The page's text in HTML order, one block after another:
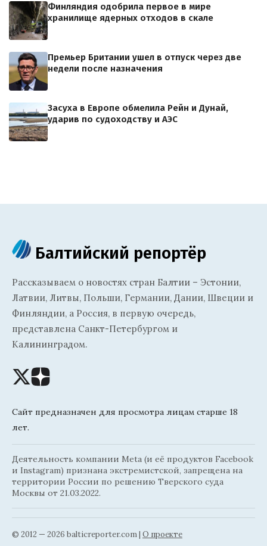
Финляндия одобрила первое в мире
хранилище ядерных отходов в скале
Премьер Британии ушел в отпуск через две
недели после назначения
Засуха в Европе обмелила Рейн и Дунай,
ударив по судоходству и АЭС
Балтийский репортёр
Рассказываем о новостях стран Балтии – Эстонии,
Латвии, Литвы, Польши, Германии, Дании, Швеции и
Финляндии, а Россия, в первую очередь,
представлена Санкт-Петербургом и
Калининградом.
Сайт предназначен для просмотра лицам старше 18
лет.
Деятельность компании Meta (и её продуктов Facebook
и Instagram) признана экстремистской, запрещена на
территории России по решению Тверского суда
Москвы от 21.03.2022.
© 2012 — 2026 balticreporter.com | О проекте